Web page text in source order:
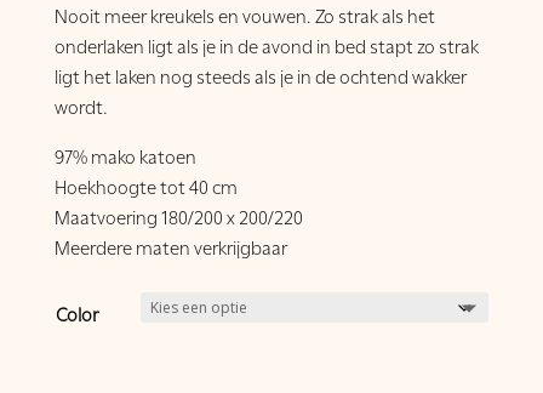
Nooit meer kreukels en vouwen. Zo strak als het
onderlaken ligt als je in de avond in bed stapt zo strak
ligt het laken nog steeds als je in de ochtend wakker
wordt.
97% mako katoen
Hoekhoogte tot 40 cm
Maatvoering 180/200 x 200/220
Meerdere maten verkrijgbaar
Color